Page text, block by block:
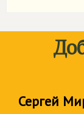
Сергей